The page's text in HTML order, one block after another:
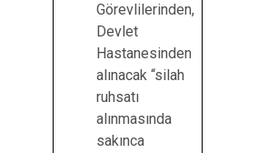
Görevlilerinden,
Devlet
Hastanesinden
alınacak “silah
ruhsatı
alınmasında
sakınca